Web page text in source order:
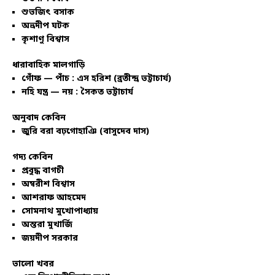
শুভজিৎ বসাক
অভ্রদীপ ঘটক
কৃশাণু বিশ্বাস
ধারাবাহিক মালগাড়ি
গোঁফ — পাঁচ : এস হরিশ (ব্রতীন্দ্র ভট্টাচার্য)
নহি যন্ত্র — নয় : সৈকত ভট্টাচার্য
অনুবাদ কেবিন
জুরি বরা বঢ়গোহাঞি (বাসুদেব দাস)
গদ্য কেবিন
প্রবুদ্ধ বাগচী
অম্বরীশ বিশ্বাস
আশরাফ আহমেদ
সোমনাথ মুখোপাধ্যায়
অন্তরা মুখার্জি
জয়দীপ সরকার
ভালো খবর